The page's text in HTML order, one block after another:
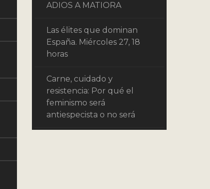
ADIOS A MATIORA
Las élites que dominan
España. Miércoles 27, 18
horas
Carne, cuidado y
resistencia: Por qué el
feminismo será
antiespecista o no será